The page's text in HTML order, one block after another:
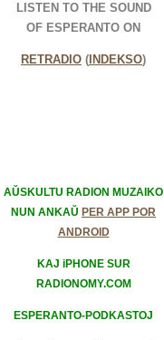
LISTEN TO THE SOUND
OF ESPERANTO ON
RETRADIO ( INDEKSO)
AŬSKULTU RADION MUZAIKO
NUN ANKAŬ PER APP POR
ANDROID
KAJ iPHONE SUR
RADIONOMY.COM
ESPERANTO-PODKASTOJ